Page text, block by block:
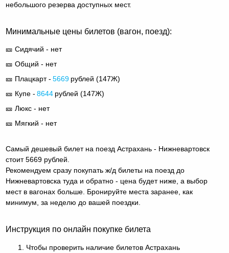
небольшого резерва доступных мест.
Минимальные цены билетов (вагон, поезд):
🎫 Сидячий - нет
🎫 Общий - нет
🎫 Плацкарт - 5669 рублей (147Ж)
🎫 Купе - 8644 рублей (147Ж)
🎫 Люкс - нет
🎫 Мягкий - нет
Самый дешевый билет на поезд Астрахань - Нижневартовск
стоит 5669 рублей.
Рекомендуем сразу покупать ж/д билеты на поезд до
Нижневартовска туда и обратно - цена будет ниже, а выбор
мест в вагонах больше. Бронируйте места заранее, как
минимум, за неделю до вашей поездки.
Инструкция по онлайн покупке билета
Чтобы проверить наличие билетов Астрахань